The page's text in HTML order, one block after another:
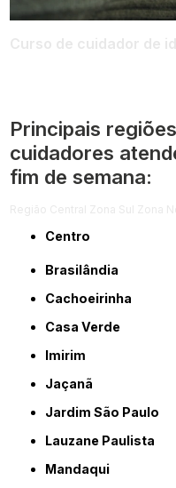
Principais
cuidadores
fim de semana:
Centro
Brasilândia
Cachoeirinha
Casa Verde
Imirim
Jaçanã
Jardim São Paulo
Lauzane Paulista
Mandaqui